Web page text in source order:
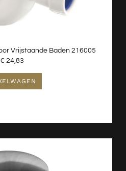
Vrijstaande Baden 216005
€ 24,83